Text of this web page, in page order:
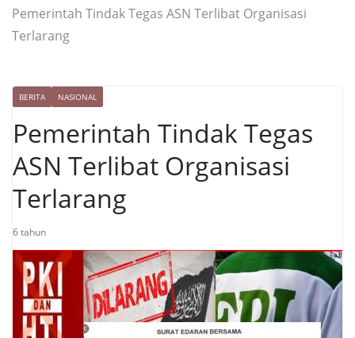
Pemerintah Tindak Tegas ASN Terlibat Organisasi
Terlarang
BERITA NASIONAL
Pemerintah Tindak Tegas
ASN Terlibat Organisasi
Terlarang
6 tahun